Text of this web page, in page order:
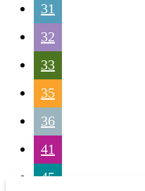
31
32
33
35
36
41
45